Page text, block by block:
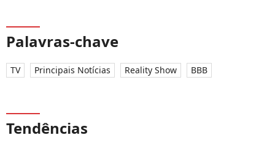
Palavras-chave
TV Principais Notícias Reality Show BBB
Tendências